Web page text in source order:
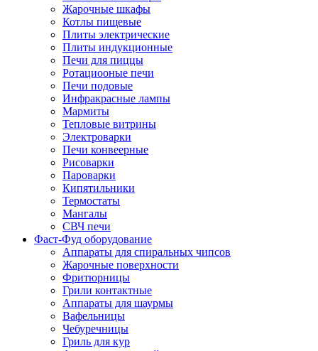
Жарочные шкафы
Котлы пищевые
Плиты электрические
Плиты индукционные
Печи для пиццы
Ротациооные печи
Печи подовые
Инфракрасные лампы
Мармиты
Тепловые витрины
Электроварки
Печи конвеерные
Рисоварки
Пароварки
Кипятильники
Термостаты
Мангалы
СВЧ печи
Фаст-Фуд оборудование
Аппараты для спиральных чипсов
Жарочные поверхности
Фритюрницы
Грили контактные
Аппараты для шаурмы
Вафельницы
Чебуречницы
Гриль для кур